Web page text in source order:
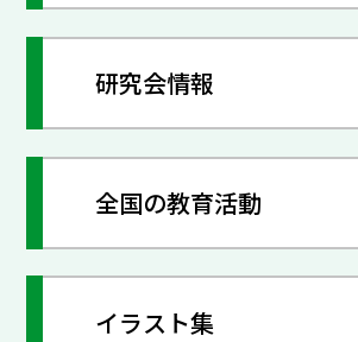
研究会情報
全国の教育活動
イラスト集